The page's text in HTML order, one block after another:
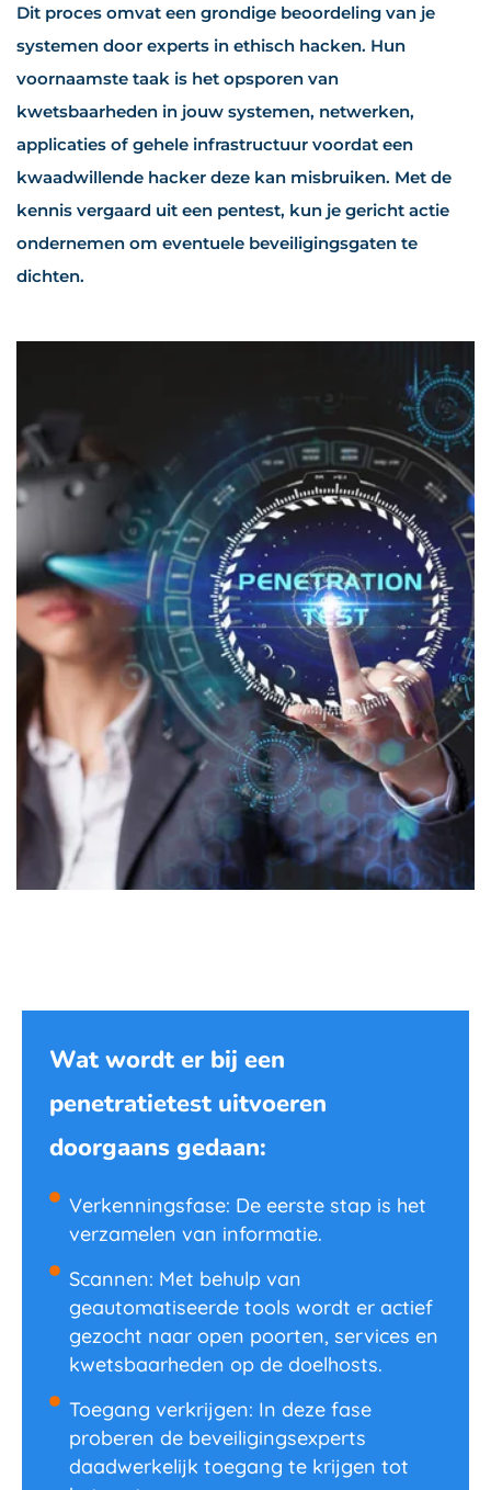
Dit proces omvat een grondige beoordeling van je
systemen door experts in ethisch hacken. Hun
voornaamste taak is het opsporen van
kwetsbaarheden in jouw systemen, netwerken,
applicaties of gehele infrastructuur voordat een
kwaadwillende hacker deze kan misbruiken. Met de
kennis vergaard uit een pentest, kun je gericht actie
ondernemen om eventuele beveiligingsgaten te
dichten.
Wat wordt er bij een
penetratietest uitvoeren
doorgaans gedaan:
Verkenningsfase: De eerste stap is het
verzamelen van informatie.
Scannen: Met behulp van
geautomatiseerde tools wordt er actief
gezocht naar open poorten, services en
kwetsbaarheden op de doelhosts.
Toegang verkrijgen: In deze fase
proberen de beveiligingsexperts
daadwerkelijk toegang te krijgen tot